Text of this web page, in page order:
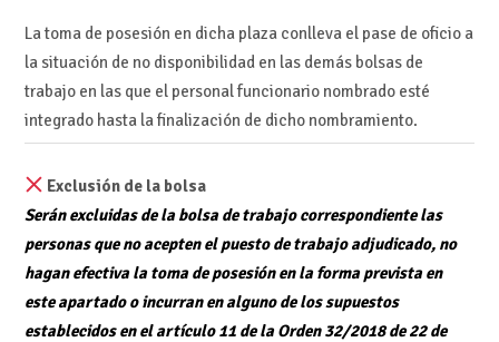
La toma de posesión en dicha plaza conlleva el pase de oficio a
la situación de no disponibilidad en las demás bolsas de
trabajo en las que el personal funcionario nombrado esté
integrado hasta la finalización de dicho nombramiento.
Exclusión de la bolsa
Serán excluidas de la bolsa de trabajo correspondiente las
personas que no acepten el puesto de trabajo adjudicado, no
hagan efectiva la toma de posesión en la forma prevista en
este apartado o incurran en alguno de los supuestos
establecidos en el artículo 11 de la Orden 32/2018 de 22 de